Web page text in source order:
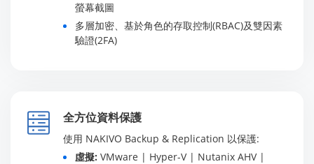
螢幕截圖
多層加密、基於角色的存取控制(RBAC)及雙因素
驗證(2FA)
全方位資料保護
使用 NAKIVO Backup & Replication 以保護:
虛擬: VMware | Hyper-V | Nutanix AHV |